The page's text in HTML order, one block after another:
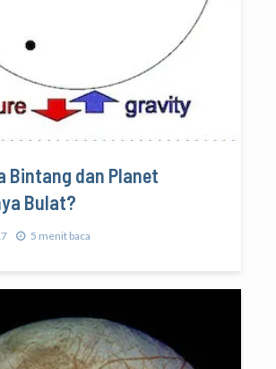
Bintang dan Planet
Bulat?
5 menit baca